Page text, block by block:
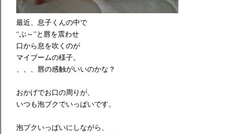
最近、息子くんの中で
“ぶ～”と唇を震わせ
口から息を吹くのが
マイブームの様子。
、、、唇の感触がいいのかな？
おかげでお口の周りが、
いつも泡ブクでいっぱいです。
泡ブクいっぱいにしながら、